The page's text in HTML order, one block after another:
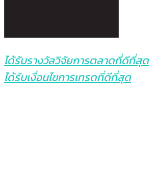
ได้รับรางวัลวิจัยการตลาดที่ดีที่สุด
ได้รับเงื่อนไขการเทรดที่ดีที่สุด